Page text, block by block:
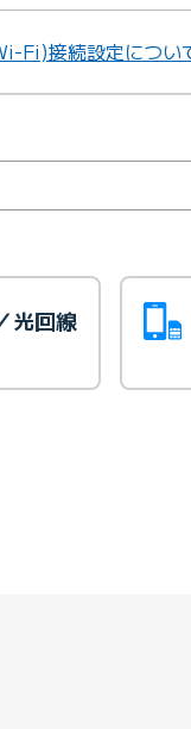
Fi)接続設定につい
光回線